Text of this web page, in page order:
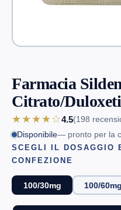
Farmacia
Citrato/
★★★★☆4.5(198
Disponibile— pronto per la
SCEGLI IL DOSAGGIO
CONFEZIONE
100/30mg 100/60mg